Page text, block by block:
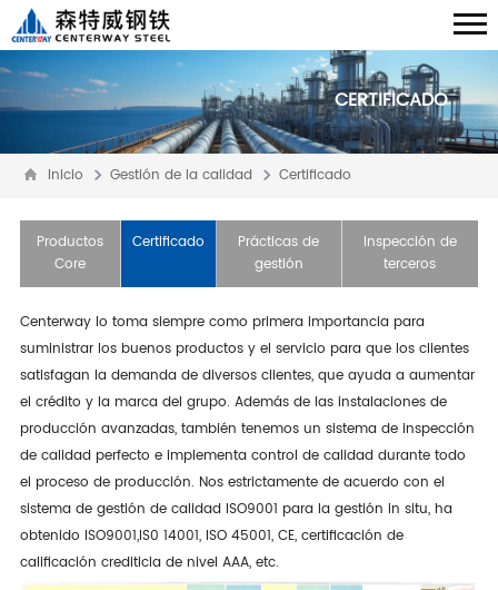
CERTIFICADO
Inicio Gestión de la calidad Certificado
Productos
Core
Certificado
Prácticas de
gestión
Inspección de
terceros
Centerway lo toma siempre como primera importancia para
suministrar los buenos productos y el servicio para que los clientes
satisfagan la demanda de diversos clientes, que ayuda a aumentar
el crédito y la marca del grupo. Además de las instalaciones de
producción avanzadas, también tenemos un sistema de inspección
de calidad perfecto e implementa control de calidad durante todo
el proceso de producción. Nos estrictamente de acuerdo con el
sistema de gestión de calidad ISO9001 para la gestión in situ, ha
obtenido ISO9001,IS0 14001, ISO 45001, CE, certificación de
calificación crediticia de nivel AAA, etc.